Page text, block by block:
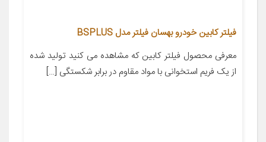
فیلتر کابین خودرو بهسان فیلتر مدل BSPLUS
معرفی محصول فیلتر کابین که مشاهده می کنید تولید شده
از یک فریم استخوانی با مواد مقاوم در برابر شکستگی […]